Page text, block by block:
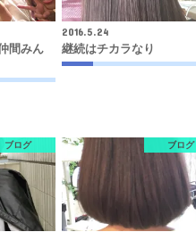
間みん
2016.5.24
継続はチカラなり
ブログ ブログ